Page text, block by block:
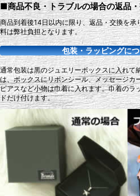
■商品不良・トラブルの場合の返品
商品到着後14日以内に限り、返品・交換を承
料は弊社負担となります。
包装・ラッピングに
通常包装は黒のジュエリーボックスに入れて
は、ボックスにリボンシール、メッセージカ
ピアスなど小物は巾着に入れます。巾着のラ
ドだけ付けます。